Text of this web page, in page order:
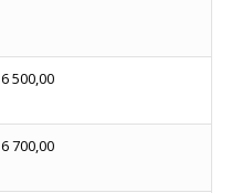
6 500,00
6 700,00